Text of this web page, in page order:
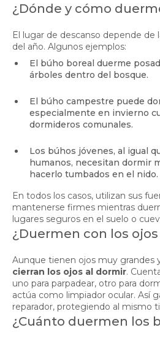
¿Dónde y cómo
El lugar de descanso depende de
del año. Algunos ejemplos:
El búho boreal duerme
árboles dentro del bosque.
El búho campestre puede
especialmente en invierno
dormideros comunales.
Los búhos jóvenes, al igual
humanos, necesitan dormir
hacerlo tumbados en el nido.
En todos los casos, utilizan sus
mantenerse firmes mientras
lugares seguros en el suelo o
¿Duermen con los
Aunque tienen ojos muy grandes
cierran los ojos al dormir.
uno para parpadear, otro para
actúa como limpiador ocular. Así
reparador, protegiendo al mismo
¿Cuánto duermen los